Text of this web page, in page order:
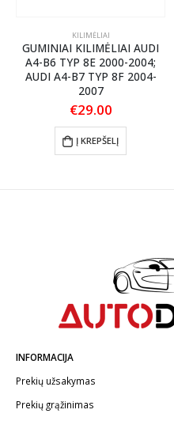
KILIMĖLIAI
GUMINIAI KILIMĖLIAI AUDI
A4-B6 TYP 8E 2000-2004;
AUDI A4-B7 TYP 8F 2004-
2007
€29.00
Į KREPŠELĮ
INFORMACIJA
Prekių užsakymas
Prekių grąžinimas